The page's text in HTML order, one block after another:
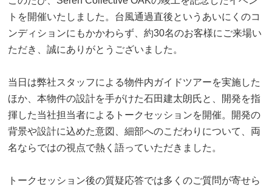
トを開催いたしました。台風通過直後というあいにくのコ
ンディションにもかかわらず、約30名のお客様にご来場い
ただき、誠にありがとうございました。
当日は弊社スタッフによる物件内ガイドツアーを実施した
ほか、本物件の設計を手がけた石田建太朗氏と、開発を指
揮した当社担当者によるトークセッションを開催。開発の
背景や設計に込めた意図、細部へのこだわりについて、両
名ならではの視点で熱く語っていただきました。
トークセッション後の質疑応答では多くのご質問が寄せら